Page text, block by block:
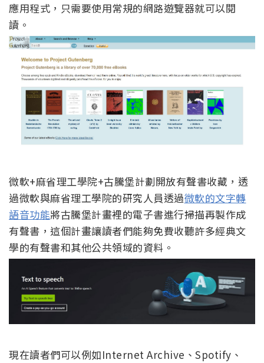
應用程式，只需要使用常規的網路遊覽器就可以閱
讀。
微軟+麻省理工學院+古騰堡計劃開放有聲書收藏，透
過微軟與麻省理工學院的研究人員透過微軟的文字轉
語音功能將古騰堡計畫裡的電子書進行掃描再製作成
有聲書，這個計畫讓讀者們能夠免費收聽許多經典文
學的有聲書和其他公共領域的資料。
現在讀者們可以例如Internet Archive、Spotify、